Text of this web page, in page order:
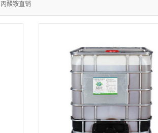
克霉鲜来（KMXL）®-丙酸铵
克霉鲜来（KMXL）®-双丙酸铵
酸铵直销